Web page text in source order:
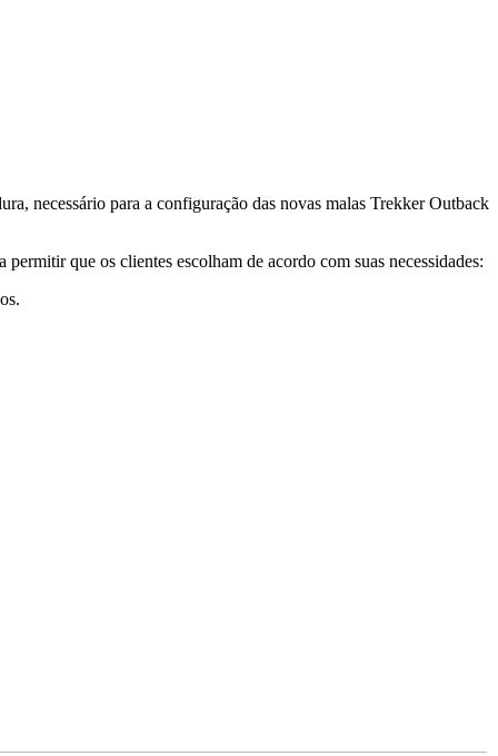
necessário para a configuração das novas malas Trekker Outback
que os clientes escolham de acordo com suas necessidades: